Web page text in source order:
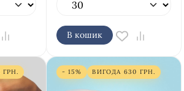
В кошик
ГРН. - 15% ВИГОДА 630 ГРН.